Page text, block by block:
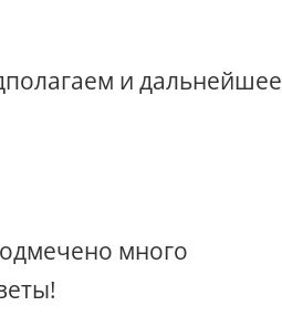
и дальнейшее
много